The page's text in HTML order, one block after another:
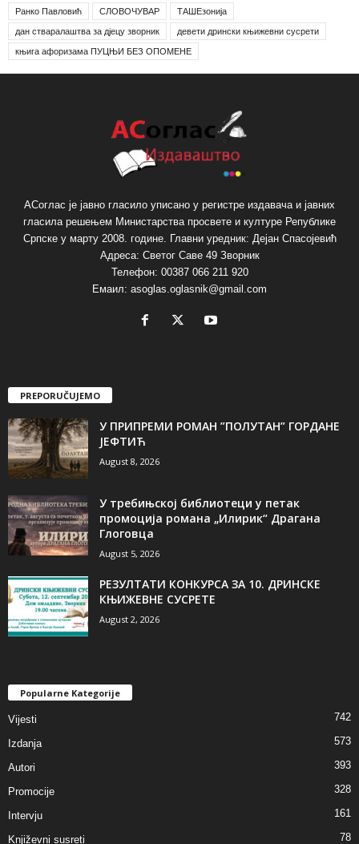
Ранко Павловић СЛОВОЧУВАР ТАШЕзонија
дан стваралаштва за дјецу зворник девети дрински књижевни сусрети
књига афоризама ПУЦЊИ БЕЗ ОПОМЕНЕ
АСоглас је јавно гласило уписано у регистре издавача и јавних
гласила решењем Министарства просвете и културе Републике
Српске у марту 2008. године. Главни уредник: Дејан Спасојевић
Адреса: Светог Саве 49 Зворник
Телефон: 00387 066 211 920
Емаил: asoglas.oglasnik@gmail.com
PREPORUČUJEMO
У ПРИПРЕМИ РОМАН ”ПОЛУТАН” ГОРДАНЕ
ЈЕФТИЋ
August 8, 2026
У требињској библиотеци у петак
промоција романа „Илирик“ Драгана
Глоговца
August 5, 2026
РЕЗУЛТАТИ КОНКУРСА ЗА 10. ДРИНСКЕ
КЊИЖЕВНЕ СУСРЕТЕ
August 2, 2026
Popularne Kategorije
Vijesti 742
Izdanja 573
Autori 393
Promocije 328
Intervju 161
Književni susreti 78